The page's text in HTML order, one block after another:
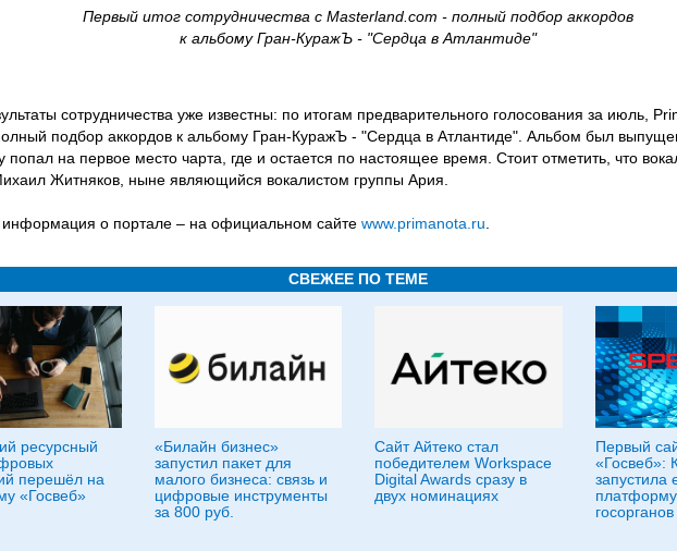
Первый итог сотрудничества с Masterland.com - полный подбор аккордов
к альбому Гран-КуражЪ - "Сердца в Атлантиде"
сотрудничества уже известны: по итогам предварительного голосования за июль,
подбор аккордов к альбому Гран-КуражЪ - "Сердца в Атлантиде". Альбом был
попал на первое место чарта, где и остается по настоящее время. Стоит отметить, что
Житняков, ныне являющийся вокалистом группы Ария.
о портале – на официальном сайте www.primanota.ru
СВЕЖЕЕ ПО ТЕМЕ
ресурсный
перешёл на
«Госвеб»
«Билайн бизнес»
запустил пакет для
малого бизнеса: связь и
цифровые инструменты
за 800 руб.
Сайт Айтеко стал
победителем Workspace
Digital Awards сразу в
двух номинациях
Первый
«Госвеб»:
запустила
госорганов